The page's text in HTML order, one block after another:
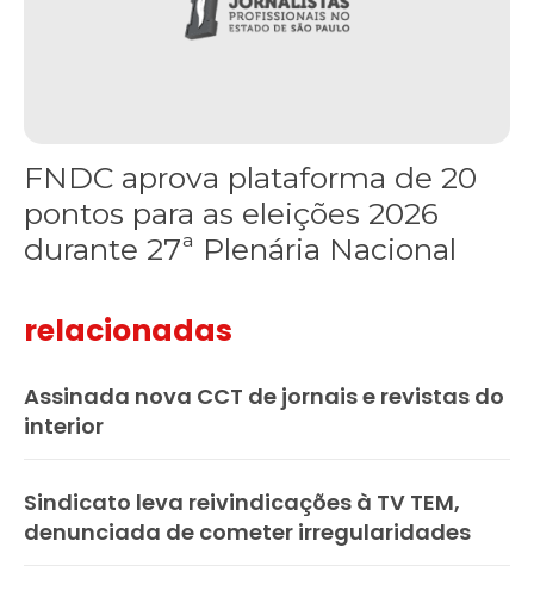
FNDC aprova plataforma de 20
pontos para as eleições 2026
durante 27ª Plenária Nacional
relacionadas
Assinada nova CCT de jornais e revistas do
interior
Sindicato leva reivindicações à TV TEM,
denunciada de cometer irregularidades